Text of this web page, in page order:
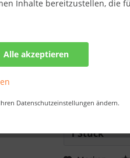
Inhalte bereitzustellen, die
Alle akzeptieren
Datenschutzeinstellungen ändern.
52,89 €
Skonto-Preis
Kostenlose
Nur noch 3 auf
Bestellen Sie
Sekunden
, damit